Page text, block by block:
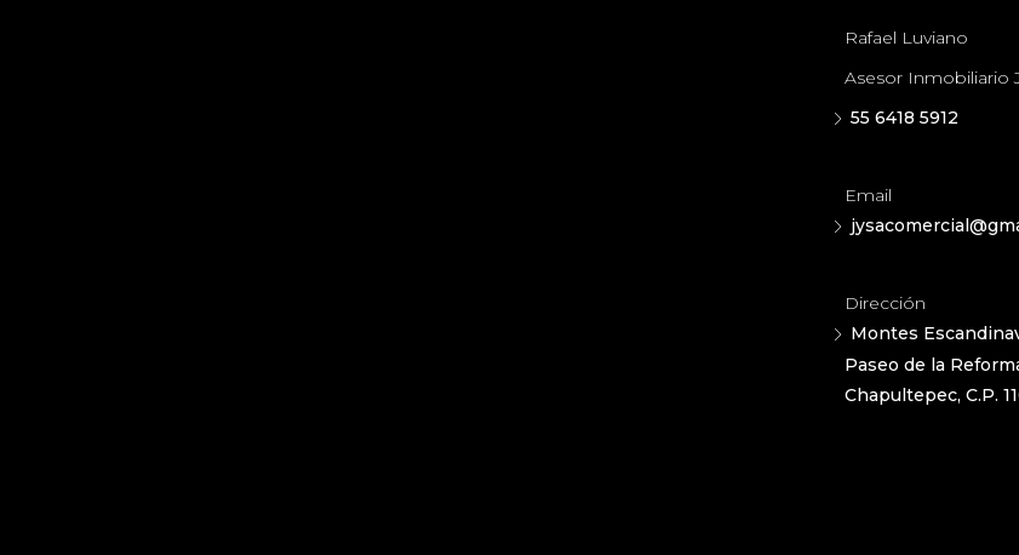
Rafael Luviano
Asesor Inmobiliario
55 6418 5912
Email
Dirección
Montes
Paseo de la
Chapultepec, C.P.